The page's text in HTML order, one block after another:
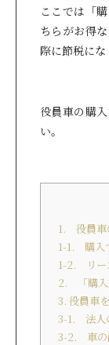
ここでは「
ちらがお得
際に節税にな
役員車の購
い。
1. 役員車
1-1. 購入
1-2. リー
2. 「購入
3. 役員車
3-1. 法人
3-2. 車の